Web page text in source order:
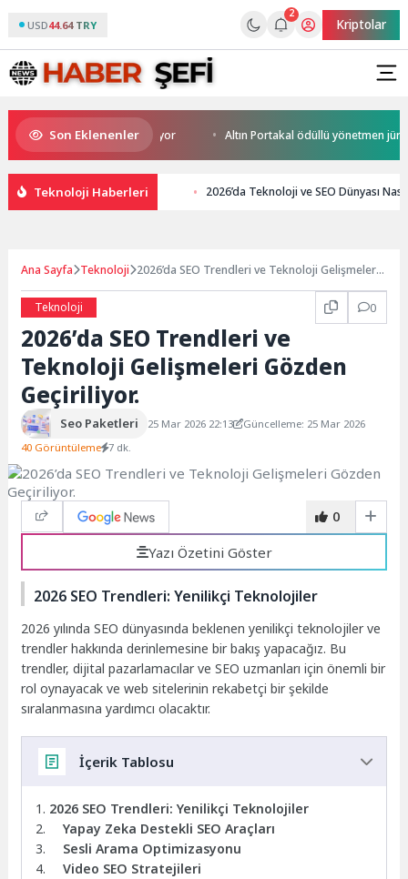
USD44.64 TRY
2
Kriptolar
Son Eklenenler
Paris’te Başlıyor Altın Portakal ödüllü yönetmen jüri
Teknoloji Haberleri 2026’da Teknoloji ve SEO Dünyası
Ana Sayfa Teknoloji 2026’da SEO Trendleri ve Teknoloji Gelişmeleri
Teknoloji
0
2026’da SEO Trendleri ve
Teknoloji Gelişmeleri Gözden
Geçiriliyor.
Seo Paketleri 25 Mar 2026 22:13
Güncelleme: 25 Mar 2026
40 Görüntüleme 7 dk.
0
Yazı Özetini Göster
2026 SEO Trendleri: Yenilikçi Teknolojiler
2026 yılında SEO dünyasında beklenen yenilikçi teknolojiler ve
trendler hakkında derinlemesine bir bakış yapacağız. Bu
trendler, dijital pazarlamacılar ve SEO uzmanları için önemli bir
rol oynayacak ve web sitelerinin rekabetçi bir şekilde
sıralanmasına yardımcı olacaktır.
İçerik Tablosu
2026 SEO Trendleri: Yenilikçi Teknolojiler
Yapay Zeka Destekli SEO Araçları
Sesli Arama Optimizasyonu
Video SEO Stratejileri